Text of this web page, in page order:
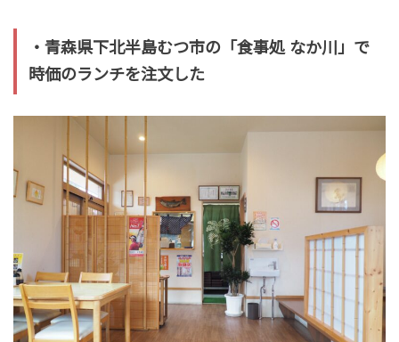
・青森県下北半島むつ市の「食事処 なか川」で
時価のランチを注文した